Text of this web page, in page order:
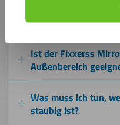
Kann ich den
Badezimmer
Ist der Fixxerss
Außenbereich
Was muss ich tun,
staubig ist?